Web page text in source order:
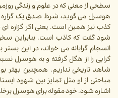
سطحی از معنی که در علوم و زندگی
هوسرل می گوید، شرط صدق یک گزاره
کذب نیز همین است. یعنی اگر گزاره
شود گفت که کاذب است. بنابراین
انسجام گرایانه می خواند، در این
گرایی را از هگل گرفته و به هوسرل
شاهد تاریخی نداریم. همچنین بهتر
مباحثی از او مثل تمایز بین شهود
اشاره شود. خود مقوله برای هوسرل